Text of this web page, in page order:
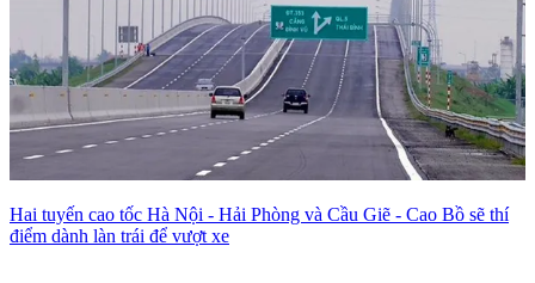
Hai tuyến cao tốc Hà Nội - Hải Phòng và Cầu Giẽ - Cao Bồ sẽ thí
điểm dành làn trái để vượt xe